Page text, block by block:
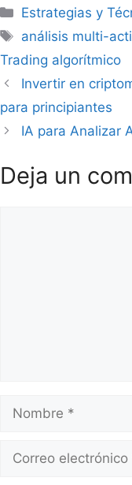
Categorías
Estrategias y
Etiquetas
análisis multi-
Trading algorítmico
Invertir en
para principiantes
IA para Analizar
Deja un
Nombre
Correo